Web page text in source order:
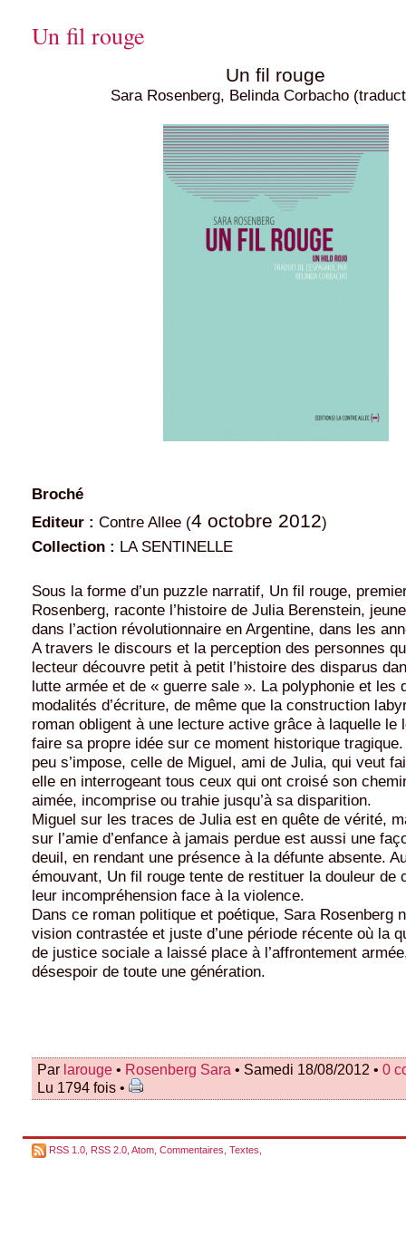
Un fil rouge
Un fil rouge
Sara Rosenberg, Belinda Corbacho
Broché
Editeur : Contre Allee (4 octobre 2012)
Collection : LA SENTINELLE
Sous la forme d’un puzzle narratif, Un fil rouge,
Rosenberg, raconte l’histoire de Julia Berenstein,
dans l’action révolutionnaire en Argentine, dans les
A travers le discours et la perception des personnes
lecteur découvre petit à petit l’histoire des disparus
lutte armée et de « guerre sale ». La polyphonie et les
modalités d’écriture, de même que la construction
roman obligent à une lecture active grâce à laquelle le
faire sa propre idée sur ce moment historique
peu s’impose, celle de Miguel, ami de Julia, qui veut
elle en interrogeant tous ceux qui ont croisé son
aimée, incomprise ou trahie jusqu’à sa disparition.
Miguel sur les traces de Julia est en quête de vérité,
sur l’amie d’enfance à jamais perdue est aussi une
deuil, en rendant une présence à la défunte absente.
émouvant, Un fil rouge tente de restituer la douleur de
leur incompréhension face à la violence.
Dans ce roman politique et poétique, Sara Rosenberg
vision contrastée et juste d’une période récente où la
de justice sociale a laissé place à l’affrontement
désespoir de toute une génération.
Par larouge • Rosenberg Sara • Samedi 18/08/2012 • 0
Lu 1794 fois •
RSS 1.0 RSS 2.0 Atom Commentaires Textes